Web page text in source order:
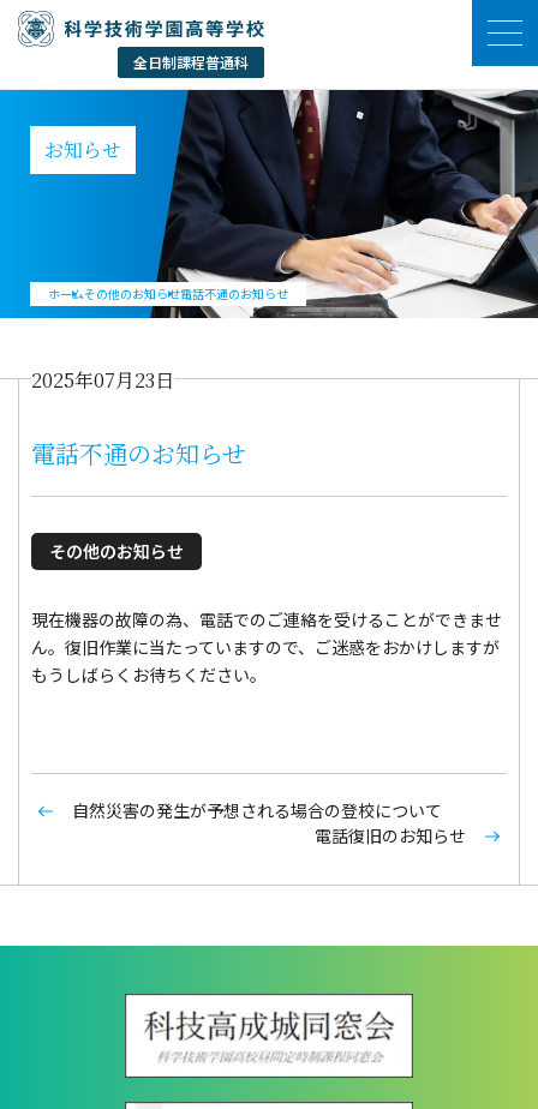
お知らせ
ホームその他のお知らせ電話不通のお知らせ
2025年07月23日
電話不通のお知らせ
その他のお知らせ
現在機器の故障の為、電話でのご連絡を受けることができませ
ん。復旧作業に当たっていますので、ご迷惑をおかけしますが
もうしばらくお待ちください。
自然災害の発生が予想される場合の登校について
電話復旧のお知らせ